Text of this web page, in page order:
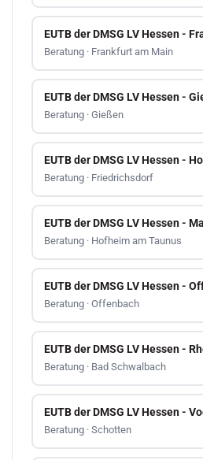
EUTB der DMSG LV Hessen -
Beratung · Frankfurt am Main
EUTB der DMSG LV Hessen -
Beratung · Gießen
EUTB der DMSG LV Hessen -
Beratung · Friedrichsdorf
EUTB der DMSG LV Hessen -
Beratung · Hofheim am Taunus
EUTB der DMSG LV Hessen -
Beratung · Offenbach
EUTB der DMSG LV Hessen -
Beratung · Bad Schwalbach
EUTB der DMSG LV Hessen -
Beratung · Schotten